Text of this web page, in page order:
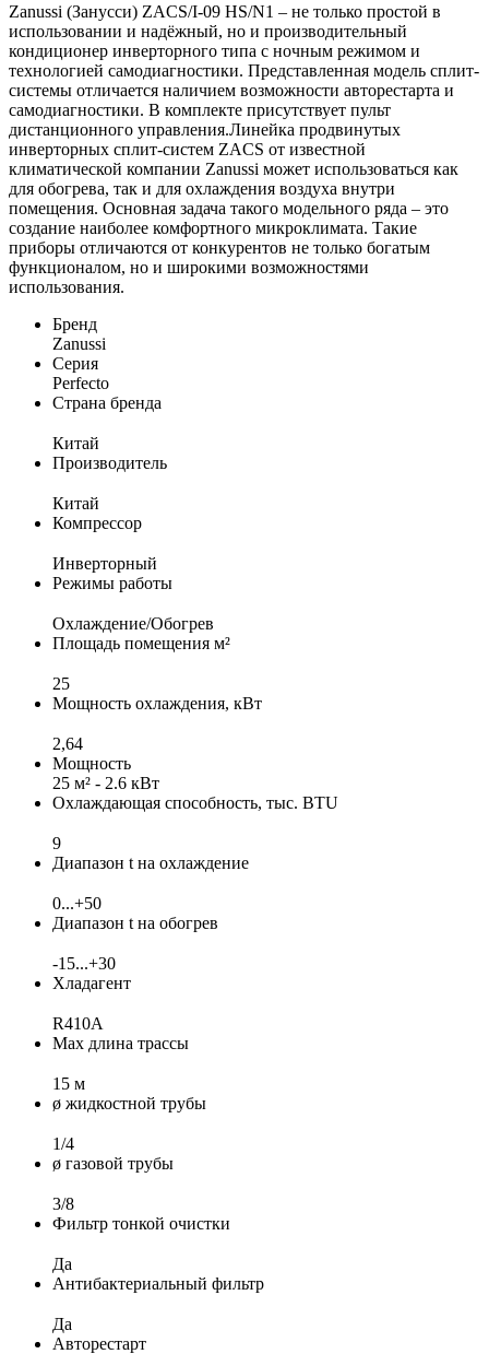
Zanussi (Занусси) ZACS/I-09 HS/N1 – не только простой в
использовании и надёжный, но и производительный
кондиционер инверторного типа с ночным режимом и
технологией самодиагностики. Представленная модель сплит-
системы отличается наличием возможности авторестарта и
самодиагностики. В комплекте присутствует пульт
дистанционного управления.Линейка продвинутых
инверторных сплит-систем ZACS от известной
климатической компании Zanussi может использоваться как
для обогрева, так и для охлаждения воздуха внутри
помещения. Основная задача такого модельного ряда – это
создание наиболее комфортного микроклимата. Такие
приборы отличаются от конкурентов не только богатым
функционалом, но и широкими возможностями
использования.
Бренд
Zanussi
Серия
Perfecto
Страна бренда
Китай
Производитель
Китай
Компрессор
Инверторный
Режимы работы
Охлаждение/Обогрев
Площадь помещения м²
25
Мощность охлаждения, кВт
2,64
Мощность
25 м² - 2.6 кВт
Охлаждающая способность, тыс. BTU
9
Диапазон t на охлаждение
0...+50
Диапазон t на обогрев
-15...+30
Хладагент
R410A
Max длина трассы
15 м
ø жидкостной трубы
1/4
ø газовой трубы
3/8
Фильтр тонкой очистки
Да
Антибактериальный фильтр
Да
Авторестарт